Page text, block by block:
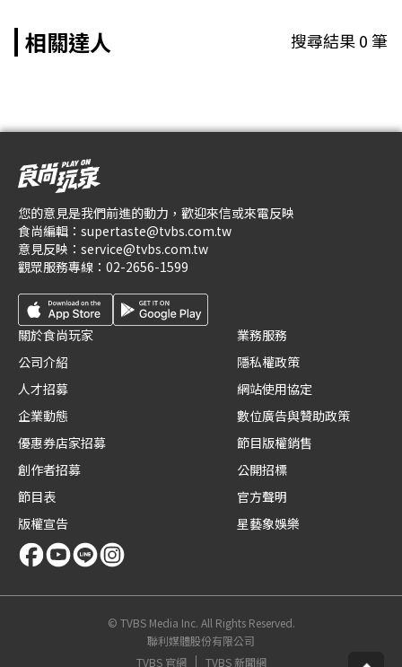
相關達人 搜尋結果0筆
您的意見是我們前進的動力，歡迎來信或來電反映
食尚編輯： supertaste@tvbs.com.tw
意見反映： service@tvbs.com.tw
觀眾服務專線： 02-2656-1599
關於食尚玩家
公司介紹
人才招募
企業動態
優惠券店家招募
創作者招募
節目表
版權宣告
業務服務
隱私權政策
網站使用協定
數位廣告與贊助政策
節目版權銷售
公開招標
官方聲明
星藝象娛樂
© TVBS Media Inc. All Rights Reserved.
聯利媒體股份有限公司
TVBS 官網
TVBS 新聞網